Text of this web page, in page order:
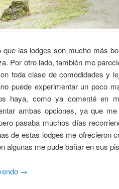
que las lodges son mucho más
Por otro lado, también me
toda clase de comodidades y
puede experimentar un poco
haya, como ya comenté en
ambas opciones, ya que
pasaba muchos días
de estas lodges me ofrecieron
algunas me pude bañar en sus
→